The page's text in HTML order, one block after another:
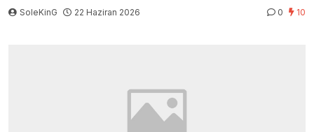
SoleKinG 22 Haziran 2026 0 10